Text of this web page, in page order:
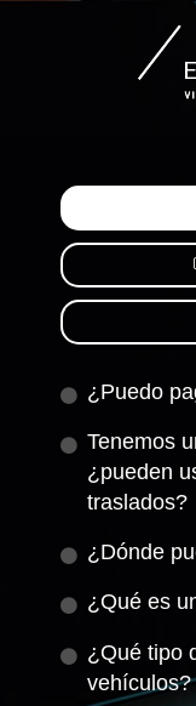
¿Puedo
Tenemos
¿pueden
traslados?
¿Dónde
¿Qué es
¿Qué tipo
vehículos?